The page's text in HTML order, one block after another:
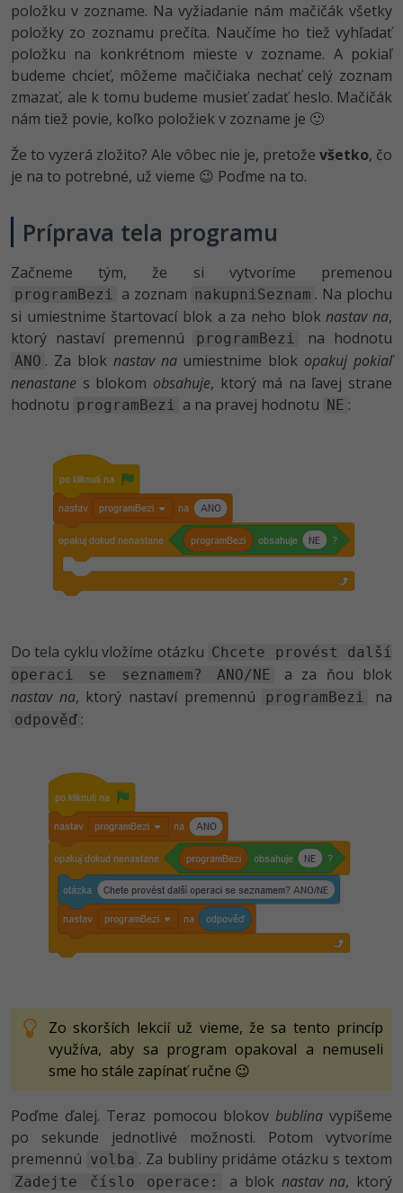
položku v zozname. Na vyžiadanie nám mačičák všetky
položky zo zoznamu prečíta. Naučíme ho tiež vyhľadať
položku na konkrétnom mieste v zozname. A pokiaľ
budeme chcieť, môžeme mačičiaka nechať celý zoznam
zmazať, ale k tomu budeme musieť zadať heslo. Mačičák
nám tiež povie, koľko položiek v zozname je 🙂
Že to vyzerá zložito? Ale vôbec nie je, pretože všetko, čo
je na to potrebné, už vieme 😉 Poďme na to.
Príprava tela programu
Začneme tým, že si vytvoríme premenou
programBezi a zoznam nakupniSeznam . Na plochu
si umiestnime štartovací blok a za neho bloknastav na,
ktorý nastaví premennú
programBezi na hodnotu
ANO . Za blok nastav naumiestnime blok opakuj pokiaľ
nenastane s blokom obsahuje, ktorý má na ľavej strane
hodnotu programBezi a na pravej hodnotu NE :
Do tela cyklu vložíme otázku Chcete provést další
operaci se seznamem? ANO/NE
a za ňou blok
nastav na, ktorý nastaví premennú programBezi na
odpověď :
Zo skorších lekcií už vieme, že sa tento princíp
využíva, aby sa program opakoval a nemuseli
sme ho stále zapínať ručne 😉
Poďme ďalej. Teraz pomocou blokov bublinavypíšeme
po sekunde jednotlivé možnosti. Potom vytvoríme
premennú volba . Za bubliny pridáme otázku s textom
Zadejte číslo operace: a blok nastav na, ktorý